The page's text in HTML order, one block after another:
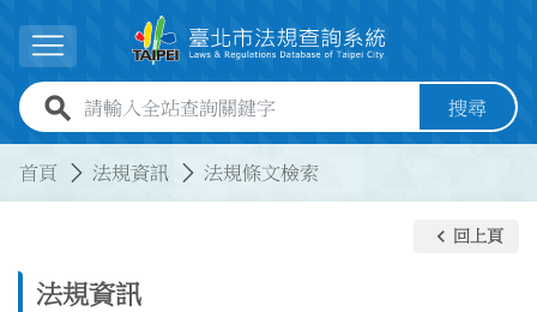
展開選單
全站查詢關鍵字欄位 搜尋
首頁 法規資訊 法規條文檢索
法規資訊
keyboard_arrow_left 回上頁